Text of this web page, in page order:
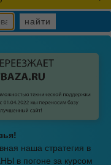
найти
наша стратегия в
в погоне за курсом